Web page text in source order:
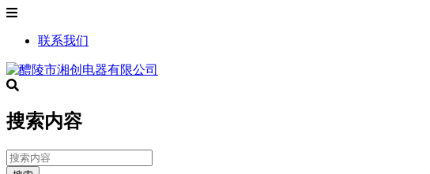
联系我们
搜索内容